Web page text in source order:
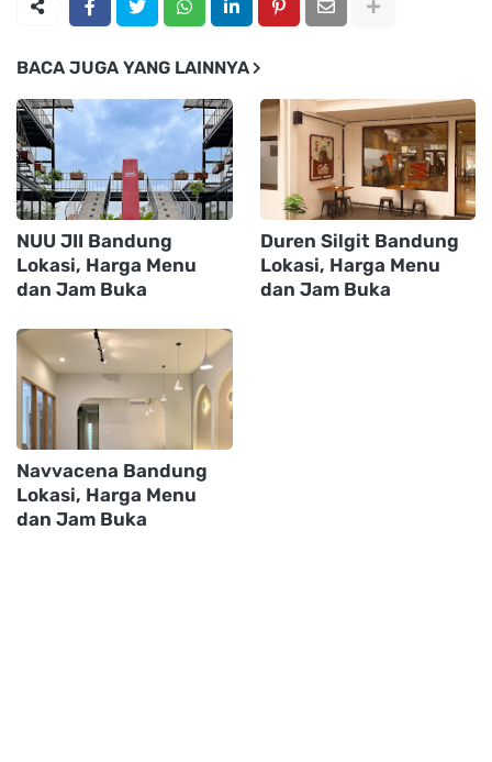
BACA JUGA YANG LAINNYA
NUU JII Bandung
Lokasi, Harga Menu
dan Jam Buka
Duren Silgit Bandung
Lokasi, Harga Menu
dan Jam Buka
Navvacena Bandung
Lokasi, Harga Menu
dan Jam Buka